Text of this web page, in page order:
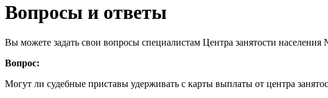
Вопросы и ответы
Вы можете задать свои вопросы специалистам Центра занятости населения
Вопрос:
Могут ли судебные приставы удерживать с карты выплаты от центра